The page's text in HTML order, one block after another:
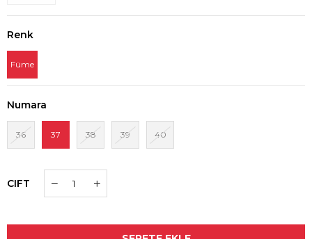
Renk
Füme
Numara
36 37 38 39 40
CIFT